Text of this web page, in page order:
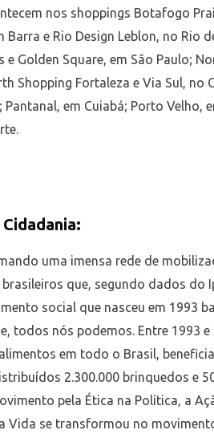
nos shoppings Botafogo
Barra e Rio Design Leblon, no Rio
e Golden Square, em São Paulo;
Shopping Fortaleza e Via Sul, no
Pantanal, em Cuiabá; Porto Velho,
uma imensa rede de
que, segundo dados do
social que nasceu em 1993
todos nós podemos. Entre 1993
em todo o Brasil,
2.300.000 brinquedos e
pela Ética na Política, a
Vida se transformou no